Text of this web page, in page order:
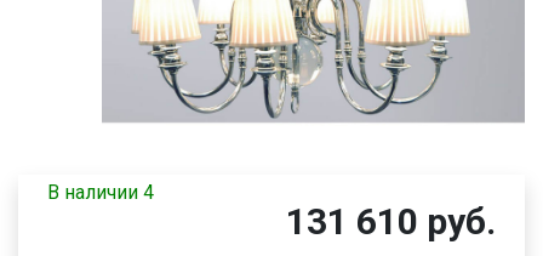
В наличии 4
131 610 руб.